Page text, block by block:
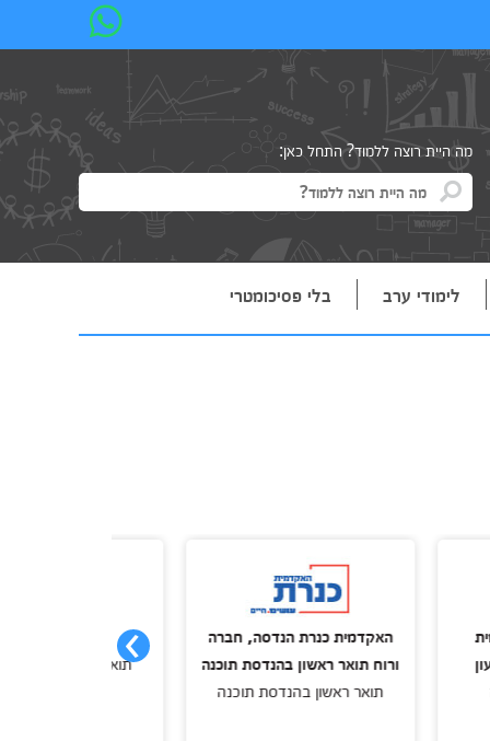
מה היית רוצה ללמוד? התחל כאן:
לימודי ערב בלי פסיכומטרי
האקדמית כנרת הנדסה, חברה
ורוח תואר ראשון בהנדסת תוכנה
תואר ראשון בהנדסת תוכנה
עזריאלי
תואר ראשון בהנדסת תוכנה